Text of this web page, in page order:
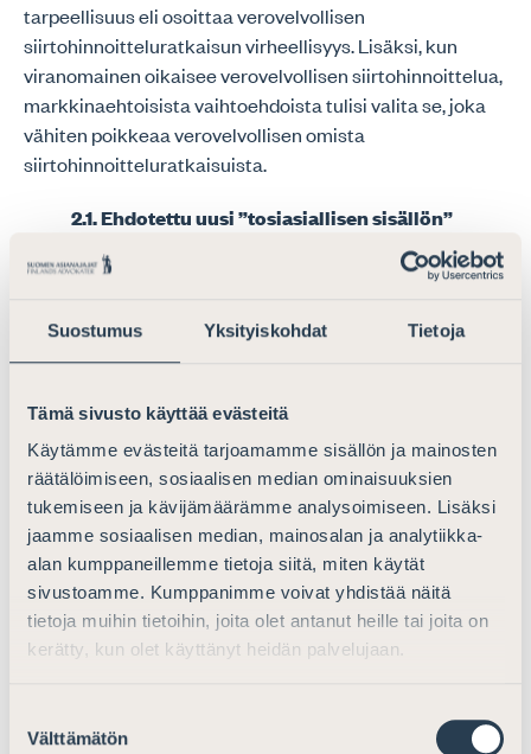
Suostumus Yksityiskohdat Tietoja
Tämä sivusto käyttää evästeitä
Käytämme evästeitä tarjoamamme sisällön ja mainosten
räätälöimiseen, sosiaalisen median ominaisuuksien
tukemiseen ja kävijämäärämme analysoimiseen. Lisäksi
jaamme sosiaalisen median, mainosalan ja analytiikka-
alan kumppaneillemme tietoja siitä, miten käytät
sivustoamme. Kumppanimme voivat yhdistää näitä
tietoja muihin tietoihin, joita olet antanut heille tai joita on
kerätty, kun olet käyttänyt heidän palvelujaan.
valinta
Välttämätön
tarpeellisuus eli osoittaa verovelvollisen
siirtohinnoitteluratkaisun virheellisyys. Lisäksi, kun
viranomainen oikaisee verovelvollisen siirtohinnoittelua,
markkinaehtoisista vaihtoehdoista tulisi valita se, joka
vähiten poikkeaa verovelvollisen omista
siirtohinnoitteluratkaisuista.
2.1. Ehdotettu uusi ”tosiasiallisen sisällön”
siirtohinnoitteluoikaisun tekeminen VML 31 §:n nojalla
OECD:n siirtohinnoitteluohjeiden koko laajuudessa
momentti sisältäisi listauksen OECD:n
siirtohinnoitteluohjeiden mukaisista ”taloudellisesti
olennaisista erityispiirteistä”, jotka olisi tunnistettava
markkinaehtoperiaatetta sovellettaessa. Tämän
luettelon lisäksi 2 momentti sisältäisi uuden
kompetenssinormin, jonka mukaan veroviranomainen
voisi tämän tunnistamisen jälkeen määrittää liiketoimen
sen ”tosiasiallisen sisällön” mukaisesti.
siirtohinnoitteluohjeet eivät sisällä ehdotettua